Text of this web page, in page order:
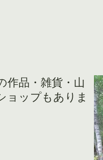
作品・雑貨・山
ョップもありま